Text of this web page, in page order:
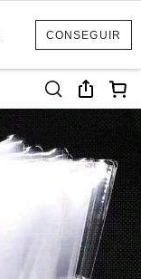
CONSEGUIR